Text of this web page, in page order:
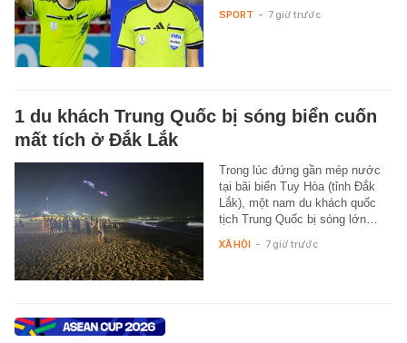
SPORT - 7 giờ trước
1 du khách Trung Quốc bị sóng biển cuốn
mất tích ở Đắk Lắk
Trong lúc đứng gần mép nước
tại bãi biển Tuy Hòa (tỉnh Đắk
Lắk), một nam du khách quốc
tịch Trung Quốc bị sóng lớn…
XÃ HỘI - 7 giờ trước